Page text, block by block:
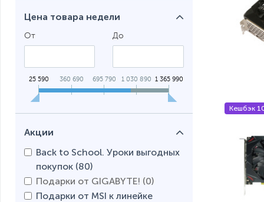
Цена товара недели
От До
25 590 360 690 695 790 1 030 890 1 365 990
Акции
Back to School. Уроки выгодных
покупок (80)
Подарки от GIGABYTE! (0)
Подарки от MSI к линейке
Кешбэк